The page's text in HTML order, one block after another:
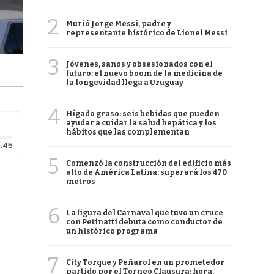
Duración: 45 segundos
2
Murió Jorge Messi, padre y
representante histórico de Lionel Messi
3
Jóvenes, sanos y obsesionados con el
futuro: el nuevo boom de la medicina de
la longevidad llega a Uruguay
4
Hígado graso: seis bebidas que pueden
ayudar a cuidar la salud hepática y los
hábitos que las complementan
5
Comenzó la construcción del edificio más
alto de América Latina: superará los 470
metros
6
La figura del Carnaval que tuvo un cruce
con Petinatti debuta como conductor de
un histórico programa
7
City Torque y Peñarol en un prometedor
partido por el Torneo Clausura: hora,